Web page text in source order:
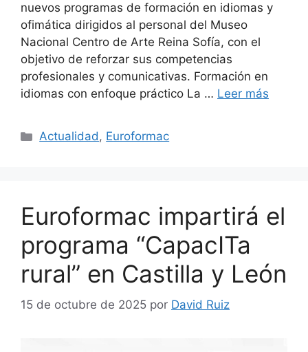
nuevos programas de formación en idiomas y
ofimática dirigidos al personal del Museo
Nacional Centro de Arte Reina Sofía, con el
objetivo de reforzar sus competencias
profesionales y comunicativas. Formación en
idiomas con enfoque práctico La … Leer más
Actualidad, Euroformac
Euroformac impartirá el
programa “CapacITa
rural” en Castilla y León
15 de octubre de 2025 por David Ruiz